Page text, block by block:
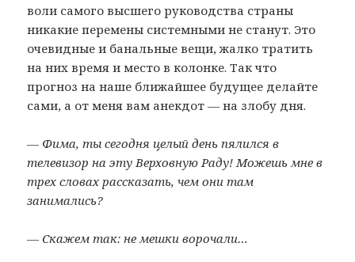
воли самого высшего руководства страны
никакие перемены системными не станут. Это
очевидные и банальные вещи, жалко тратить
на них время и место в колонке. Так что
прогноз на наше ближайшее будущее делайте
сами, а от меня вам анекдот — на злобу дня.
— Фима, ты сегодня целый день пялился в
телевизор на эту Верховную Раду! Можешь мне в
трех словах рассказать, чем они там
занимались?
— Скажем так: не мешки ворочали…